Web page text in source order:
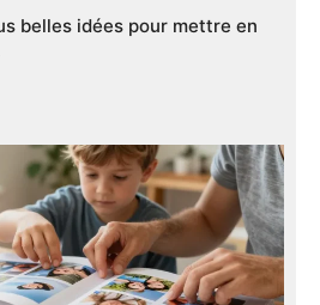
belles idées pour mettre en